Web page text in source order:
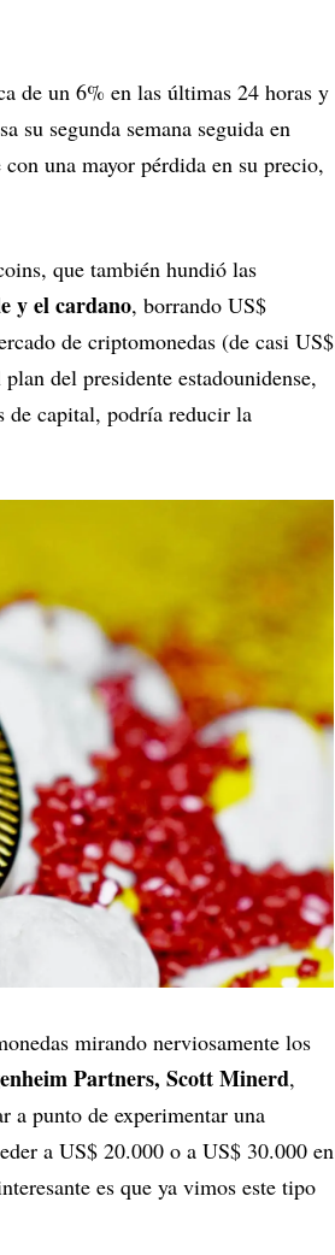
de un 6% en las últimas 24 horas y
su segunda semana seguida en
una mayor pérdida en su precio,
que también hundió las
y el cardano, borrando US$
de criptomonedas (de casi US$
del presidente estadounidense,
de capital, podría reducir la
mirando nerviosamente los
Partners, Scott Minerd,
a punto de experimentar una
a US$ 20.000 o a US$ 30.000 en
es que ya vimos este tipo